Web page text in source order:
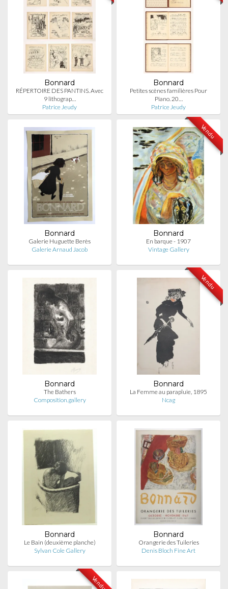
Bonnard
RÉPERTOIRE DES PANTINS. Avec
9 lithograp…
Patrice Jeudy
Bonnard
Petites scènes familières Pour
Piano. 20…
Patrice Jeudy
Bonnard
Galerie Huguette Berès
Galerie Arnaud Jacob
Vendu
Bonnard
En barque - 1907
Vintage Gallery
Bonnard
The Bathers
Composition.gallery
Vendu
Bonnard
La Femme au parapluie, 1895
Ncag
Bonnard
Le Bain (deuxième planche)
Sylvan Cole Gallery
Bonnard
Orangerie des Tuileries
Denis Bloch Fine Art
Vendu